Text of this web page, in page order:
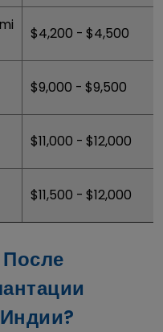
$4,200 - $4,500
$9,000 - $9,500
$11,000 - $12,000
$11,500 - $12,000